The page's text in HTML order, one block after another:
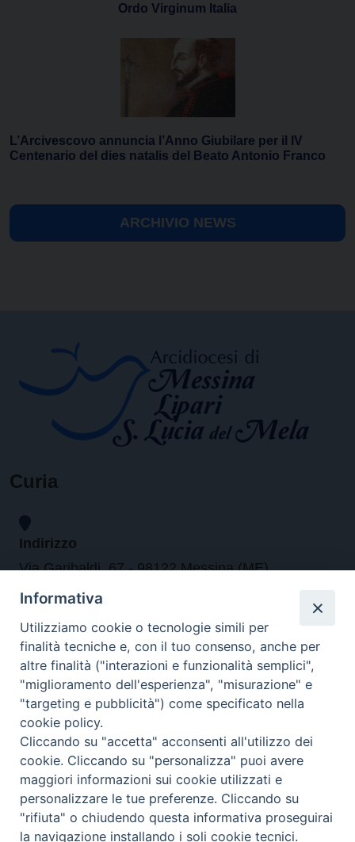
Ordo Virginum Italia
L’Arcivescovo annuncia l’Anno Giubilare per il IV
Centenario del dies natalis del Beato Antonio Franco
ARCHIVIO NEWS
Curia
Indirizzo
Via Garibaldi, 67 - 98122 Messina (ME)
Orari
da lunedi al venerdi dalle ore 9.30 alle 12.30
Contatti
Tel. 090.6684111 - Fax. 090.6684206
arcivescovo.messina@tin.it
Canali social
Informativa
Utilizziamo cookie o tecnologie simili per
finalità tecniche e, con il tuo consenso, anche per
altre finalità ("interazioni e funzionalità semplici",
"miglioramento dell'esperienza", "misurazione" e
"targeting e pubblicità") come specificato nella
cookie policy.
Cliccando su "accetta" acconsenti all'utilizzo dei
cookie. Cliccando su "personalizza" puoi avere
maggiori informazioni sui cookie utilizzati e
personalizzare le tue preferenze. Cliccando su
"rifiuta" o chiudendo questa informativa proseguirai
la navigazione installando i soli cookie tecnici.